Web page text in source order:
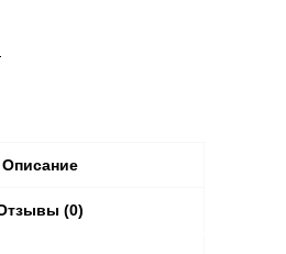
Описание
(0)